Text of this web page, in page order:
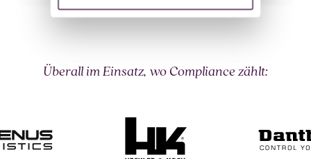
Überall im Einsatz, wo Compliance zählt: